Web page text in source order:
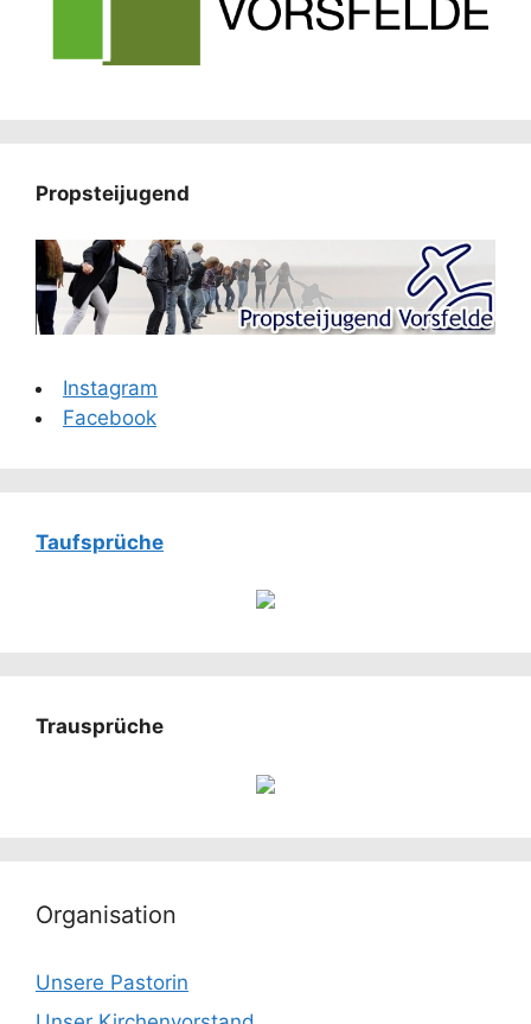
Propsteijugend
Instagram
Facebook
Taufsprüche
Trausprüche
Organisation
Unsere Pastorin